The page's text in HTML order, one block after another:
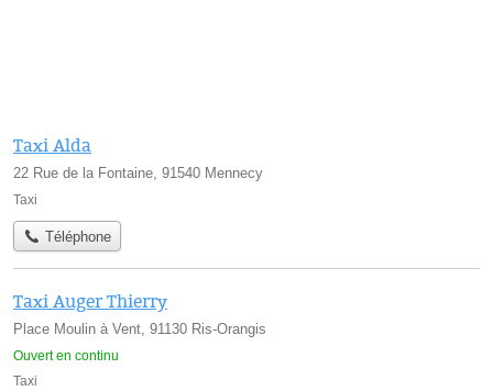
Taxi Alda
22 Rue de la Fontaine, 91540 Mennecy
Taxi
Téléphone
Taxi Auger Thierry
Place Moulin à Vent, 91130 Ris-Orangis
Ouvert en continu
Taxi